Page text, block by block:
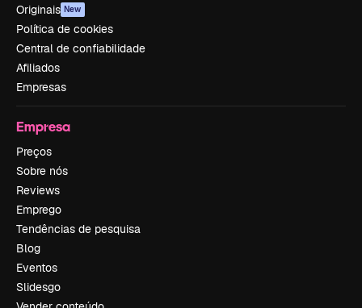
Originais New
Política de cookies
Central de confiabilidade
Afiliados
Empresas
Empresa
Preços
Sobre nós
Reviews
Emprego
Tendências de pesquisa
Blog
Eventos
Slidesgo